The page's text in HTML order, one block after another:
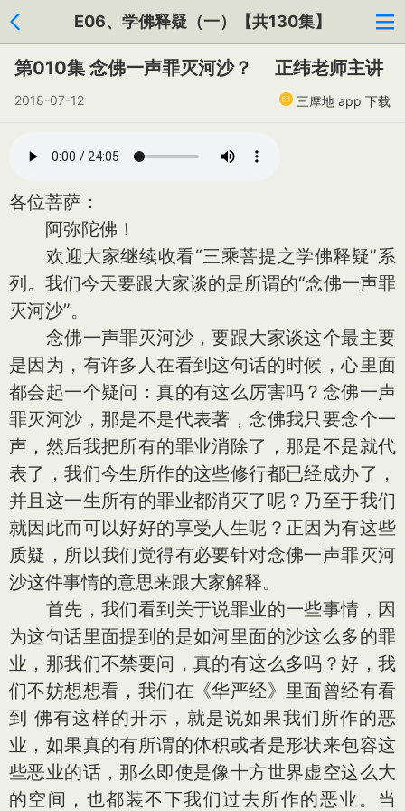
E06、学佛释疑（一）【共130集】
第010集 念佛一声罪灭河沙？ 正纬老师主讲
2018-07-12 三摩地 app 下载
各位菩萨：
阿弥陀佛！
欢迎大家继续收看“三乘菩提之学佛释疑”系
列。我们今天要跟大家谈的是所谓的“念佛一声罪
灭河沙”。
念佛一声罪灭河沙，要跟大家谈这个最主要
是因为，有许多人在看到这句话的时候，心里面
都会起一个疑问：真的有这么厉害吗？念佛一声
罪灭河沙，那是不是代表著，念佛我只要念个一
声，然后我把所有的罪业消除了，那是不是就代
表了，我们今生所作的这些修行都已经成办了，
并且这一生所有的罪业都消灭了呢？乃至于我们
就因此而可以好好的享受人生呢？正因为有这些
质疑，所以我们觉得有必要针对念佛一声罪灭河
沙这件事情的意思来跟大家解释。
首先，我们看到关于说罪业的一些事情，因
为这句话里面提到的是如河里面的沙这么多的罪
业，那我们不禁要问，真的有这么多吗？好，我
们不妨想想看，我们在《华严经》里面曾经有看
到 佛有这样的开示，就是说如果我们所作的恶
业，如果真的有所谓的体积或者是形状来包容这
些恶业的话，那么即使是像十方世界虚空这么大
的空间，也都装不下我们过去所作的恶业。当